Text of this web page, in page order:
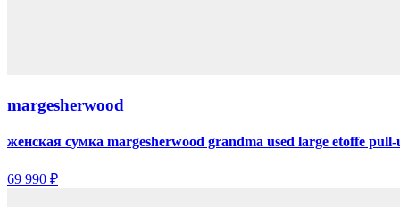
margesherwood
женская сумка margesherwood grandma used large etoffe pull-
69 990 ₽